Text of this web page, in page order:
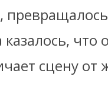
что
сцену от